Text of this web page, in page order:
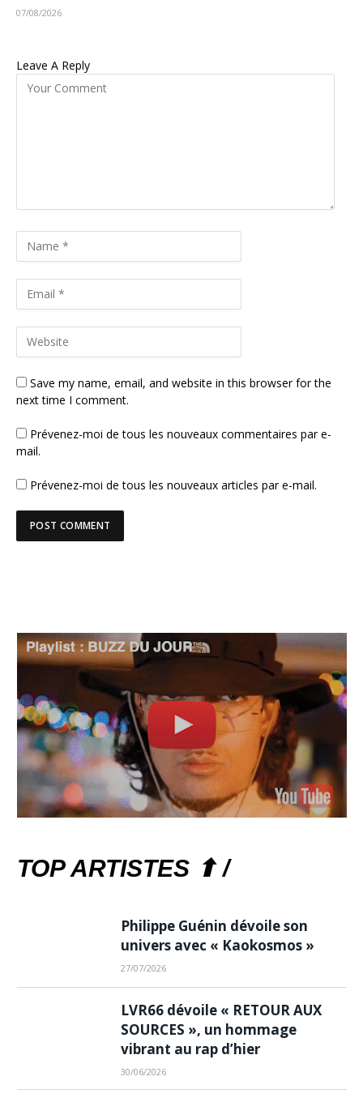
07/08/2026
Leave A Reply
Save my name, email, and website in this browser for the
next time I comment.
Prévenez-moi de tous les nouveaux commentaires par e-
mail.
Prévenez-moi de tous les nouveaux articles par e-mail.
TOP ARTISTES ⬆ /
Philippe Guénin dévoile son
univers avec « Kaokosmos »
27/07/2026
LVR66 dévoile « RETOUR AUX
SOURCES », un hommage
vibrant au rap d’hier
30/06/2026